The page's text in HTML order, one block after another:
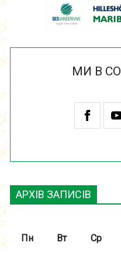
МИ В
АРХІВ ЗАПИСІВ
Пн Вт Ср